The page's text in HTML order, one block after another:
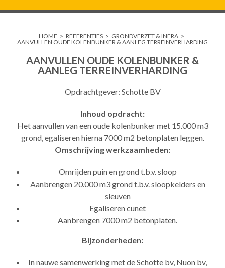
HOME > REFERENTIES > GRONDVERZET & INFRA >
AANVULLEN OUDE KOLENBUNKER & AANLEG TERREINVERHARDING
AANVULLEN OUDE KOLENBUNKER &
AANLEG TERREINVERHARDING
Opdrachtgever: Schotte BV
Inhoud opdracht:
Het aanvullen van een oude kolenbunker met 15.000 m3
grond, egaliseren hierna 7000 m2 betonplaten leggen.
Omschrijving werkzaamheden:
Omrijden puin en grond t.b.v. sloop
Aanbrengen 20.000 m3 grond t.b.v. sloopkelders en
sleuven
Egaliseren cunet
Aanbrengen 7000 m2 betonplaten.
Bijzonderheden:
In nauwe samenwerking met de Schotte bv, Nuon bv,